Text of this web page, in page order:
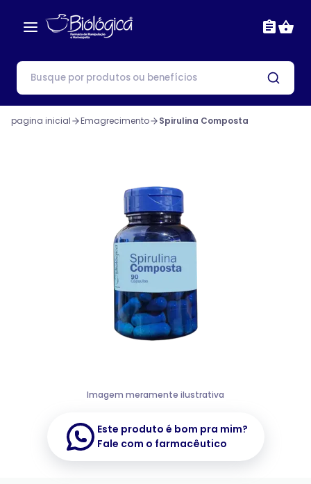
pagina inicial Emagrecimento Spirulina Composta
Imagem meramente ilustrativa
Este produto é bom pra mim?
Fale com o farmacêutico